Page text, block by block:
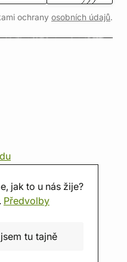
jak to u nás žije?
Předvolby
tu tajně
ochrany osobních údajů.